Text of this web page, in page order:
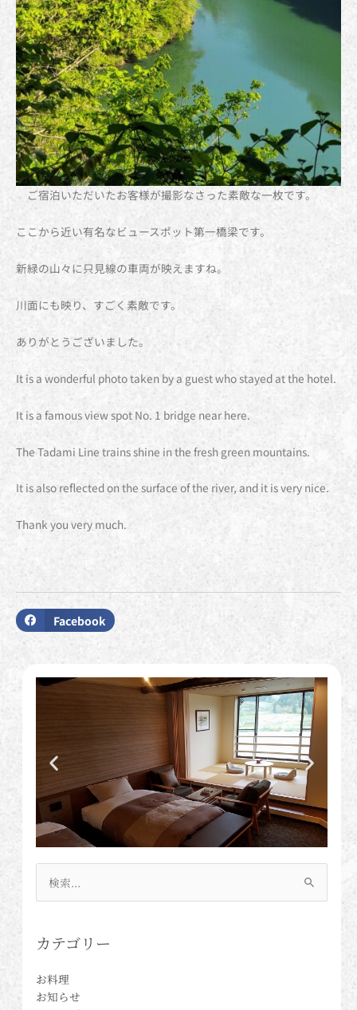
ご宿泊いただいたお客様が撮影なさった素敵な一枚です。
ここから近い有名なビュースポット第一橋梁です。
新緑の山々に只見線の車両が映えますね。
川面にも映り、すごく素敵です。
ありがとうございました。
It is a wonderful photo taken by a guest who stayed at the hotel.
It is a famous view spot No. 1 bridge near here.
The Tadami Line trains shine in the fresh green mountains.
It is also reflected on the surface of the river, and it is very nice.
Thank you very much.
Facebook
索
象:
カテゴリー
お料理
お知らせ